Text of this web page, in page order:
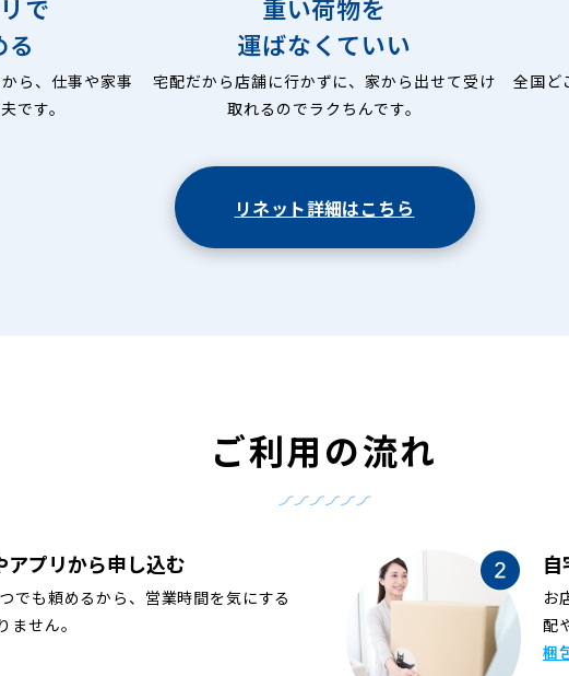
で
ら、仕事や家事
です。
重い荷物を
運ばなくていい
宅配だから店舗に行かずに、家から出せて受け
取れるのでラクちんです。
全国ど
リネット詳細はこちら
ご利用の流れ
アプリから申し込む
でも頼めるから、営業時間を気にする
ません。
お
配
梱